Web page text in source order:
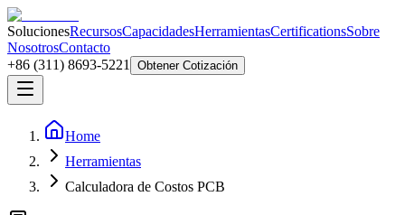
SolucionesRecursosCapacidadesHerramientasCertificationsSobre
NosotrosContacto
+86 (311) 8693-5221
Obtener Cotización
Home
Herramientas
Calculadora de Costos PCB